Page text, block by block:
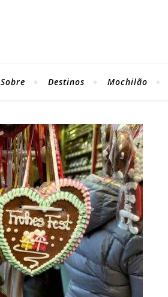
Sobre Destinos Mochilão